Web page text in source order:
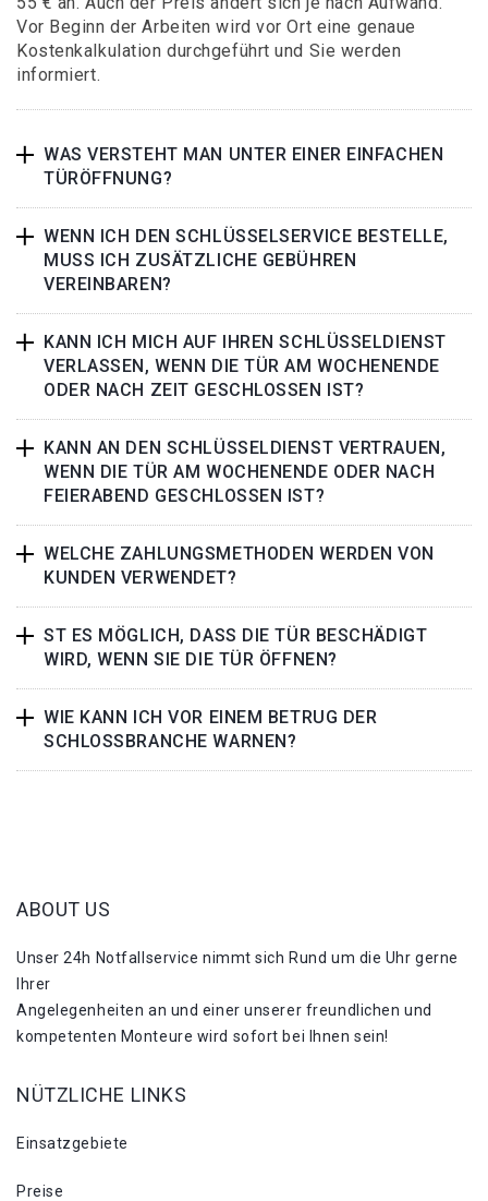
Vor Beginn der Arbeiten wird vor Ort eine genaue
Kostenkalkulation durchgeführt und Sie werden
informiert.
WAS VERSTEHT MAN UNTER EINER EINFACHEN
TÜRÖFFNUNG?
WENN ICH DEN SCHLÜSSELSERVICE BESTELLE,
MUSS ICH ZUSÄTZLICHE GEBÜHREN
VEREINBAREN?
KANN ICH MICH AUF IHREN SCHLÜSSELDIENST
VERLASSEN, WENN DIE TÜR AM WOCHENENDE
ODER NACH ZEIT GESCHLOSSEN IST?
KANN AN DEN SCHLÜSSELDIENST VERTRAUEN,
WENN DIE TÜR AM WOCHENENDE ODER NACH
FEIERABEND GESCHLOSSEN IST?
WELCHE ZAHLUNGSMETHODEN WERDEN VON
KUNDEN VERWENDET?
ST ES MÖGLICH, DASS DIE TÜR BESCHÄDIGT
WIRD, WENN SIE DIE TÜR ÖFFNEN?
WIE KANN ICH VOR EINEM BETRUG DER
SCHLOSSBRANCHE WARNEN?
ABOUT US
Unser 24h Notfallservice nimmt sich Rund um die Uhr gerne
Ihrer
Angelegenheiten an und einer unserer freundlichen und
kompetenten Monteure wird sofort bei Ihnen sein!
NÜTZLICHE LINKS
Einsatzgebiete
Preise